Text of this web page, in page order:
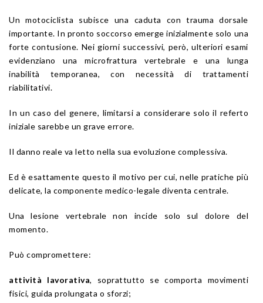
Un motociclista subisce una caduta con trauma dorsale
importante. In pronto soccorso emerge inizialmente solo una
forte contusione. Nei giorni successivi, però, ulteriori esami
evidenziano una microfrattura vertebrale e una lunga
inabilità temporanea, con necessità di trattamenti
riabilitativi.
In un caso del genere, limitarsi a considerare solo il referto
iniziale sarebbe un grave errore.
Il danno reale va letto nella sua evoluzione complessiva.
Ed è esattamente questo il motivo per cui, nelle pratiche più
delicate, la componente medico-legale diventa centrale.
Una lesione vertebrale non incide solo sul dolore del
momento.
Può compromettere:
attività lavorativa, soprattutto se comporta movimenti
fisici, guida prolungata o sforzi;